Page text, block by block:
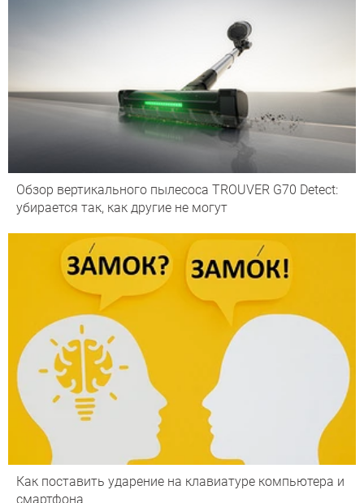
Обзор вертикального пылесоса TROUVER G70 Detect:
убирается так, как другие не могут
Как поставить ударение на клавиатуре компьютера и
смартфона